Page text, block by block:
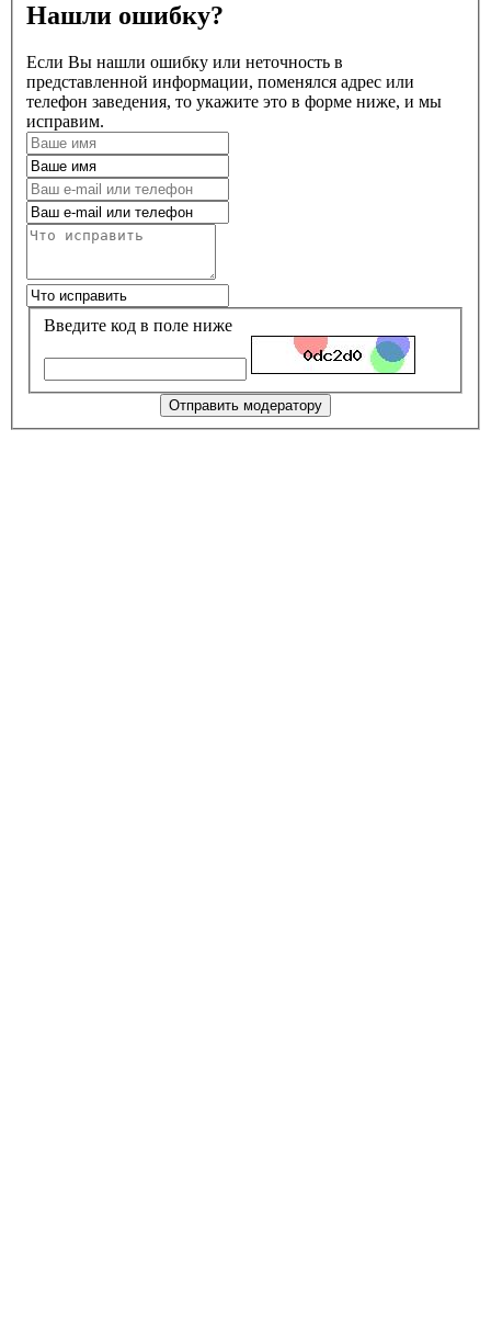
Нашли ошибку?
Если Вы нашли ошибку или неточность в
представленной информации, поменялся адрес или
телефон заведения, то укажите это в форме ниже, и мы
исправим.
Введите код в поле ниже
Отправить модератору